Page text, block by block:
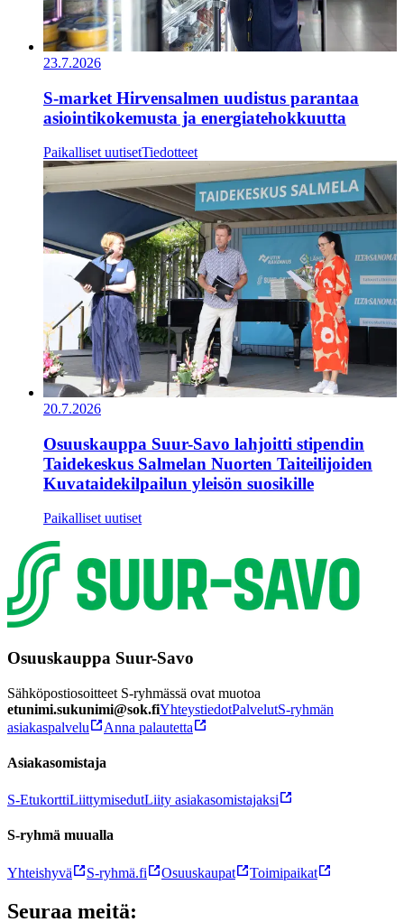
23.7.2026
S-market Hirvensalmen uudistus parantaa
asiointikokemusta ja energiatehokkuutta
Paikalliset uutisetTiedotteet
20.7.2026
Osuuskauppa Suur-Savo lahjoitti stipendin
Taidekeskus Salmelan Nuorten Taiteilijoiden
Kuvataidekilpailun yleisön suosikille
Paikalliset uutiset
Osuuskauppa Suur-Savo
Sähköpostiosoitteet S-ryhmässä ovat muotoa
etunimi.sukunimi@sok.fiYhteystiedotPalvelutS-ryhmän
asiakaspalvelu
Anna palautetta
Asiakasomistaja
S-EtukorttiLiittymisedutLiity asiakasomistajaksi
S-ryhmä muualla
Yhteishyvä S-ryhmä.fi Osuuskaupat Toimipaikat
Seuraa meitä: